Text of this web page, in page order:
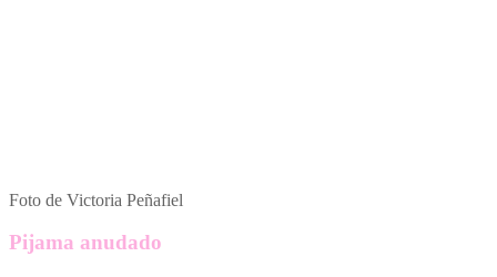
Foto de Victoria Peñafiel
Pijama anudado